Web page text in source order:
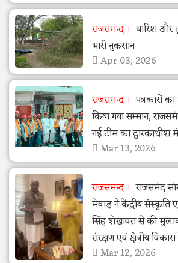
राजसमन्द
बारिश और
भारी नुकसान
Apr 03, 2026
राजसमन्द
पत्रकारों
किया गया सम्मान,
नई टीम का द्वारकाधीश
Mar 13, 2026
राजसमन्द
राजसमंद
मेवाड़ ने केंद्रीय संस्कृति
सिंह शेखावत से की
संरक्षण एवं क्षेत्रीय
Mar 12, 2026